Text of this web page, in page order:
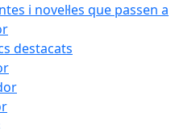
i novel·les que passen a
destacats